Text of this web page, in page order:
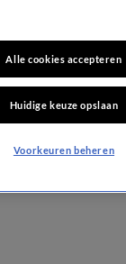
Alle cookies accepteren
Huidige keuze opslaan
Voorkeuren beheren